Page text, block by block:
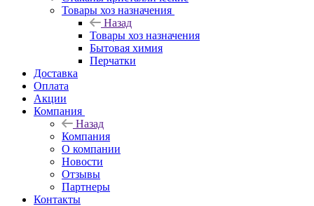
Товары хоз назначения
Назад
Товары хоз назначения
Бытовая химия
Перчатки
Доставка
Оплата
Акции
Компания
Назад
Компания
О компании
Новости
Отзывы
Партнеры
Контакты